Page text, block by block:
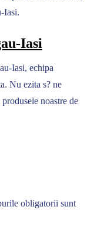
Iasi.
Iasi
Iasi, echipa
Nu ezita s? ne
noastre de
obligatorii sunt